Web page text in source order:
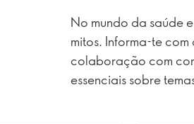
No mundo da saúde
mitos. Informa-te com
colaboração com
essenciais sobre